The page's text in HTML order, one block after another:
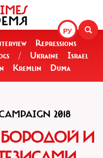
РУ
Repressions
/ Ukraine
Israel
Kremlin Duma
2018
БОРОДОЙ И